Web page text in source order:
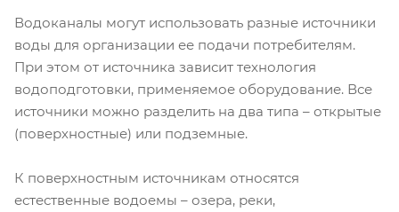
Водоканалы могут использовать разные источники
воды для организации ее подачи потребителям.
При этом от источника зависит технология
водоподготовки, применяемое оборудование. Все
источники можно разделить на два типа – открытые
(поверхностные) или подземные.
К поверхностным источникам относятся
естественные водоемы – озера, реки,